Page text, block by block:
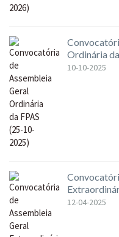
Ordinária
10-10-2025
12-04-2025